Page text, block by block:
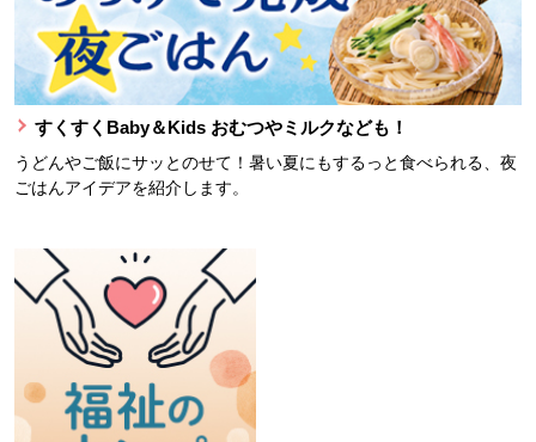
すくすくBaby＆Kids おむつやミルクなども！
うどんやご飯にサッとのせて！暑い夏にもするっと食べられる、夜
ごはんアイデアを紹介します。